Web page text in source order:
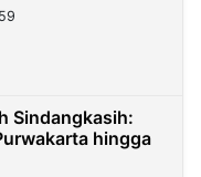
Sindangkasih:
hingga